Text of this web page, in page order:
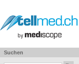
Suchen